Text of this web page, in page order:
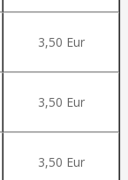
3,50 Eur
3,50 Eur
3,50 Eur